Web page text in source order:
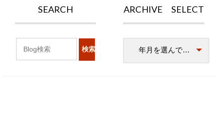
ARCHIVE SELECT
SEARCH